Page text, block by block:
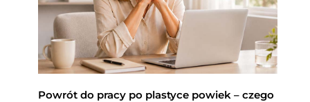
Powrót do pracy po plastyce powiek – czego